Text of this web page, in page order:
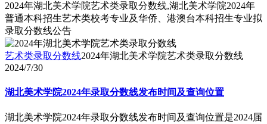
2024年湖北美术学院艺术类录取分数线,湖北美术学院2024年
普通本科招生艺术类校考专业及华侨、港澳台本科招生专业拟
录取分数线公告
艺术类录取分数线2024年湖北美术学院艺术类录取分数线
2024/7/30
湖北美术学院2024年录取分数线发布时间及查询位置
湖北美术学院2024年录取分数线发布时间及查询位置是2024届